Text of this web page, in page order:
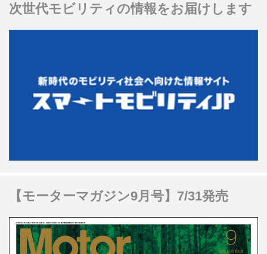
次世代モビリティの情報をお届けします
【モーターマガジン9月号】7/31発売